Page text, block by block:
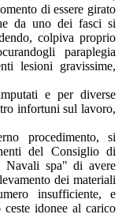
di essere girato
da uno dei fasci si
colpiva proprio
paraplegia
lesioni gravissime,
e per diverse
infortuni sul lavoro,
procedimento, si
del Consiglio di
Navali spa" di avere
dei materiali
insufficiente, e
ceste idonee al carico